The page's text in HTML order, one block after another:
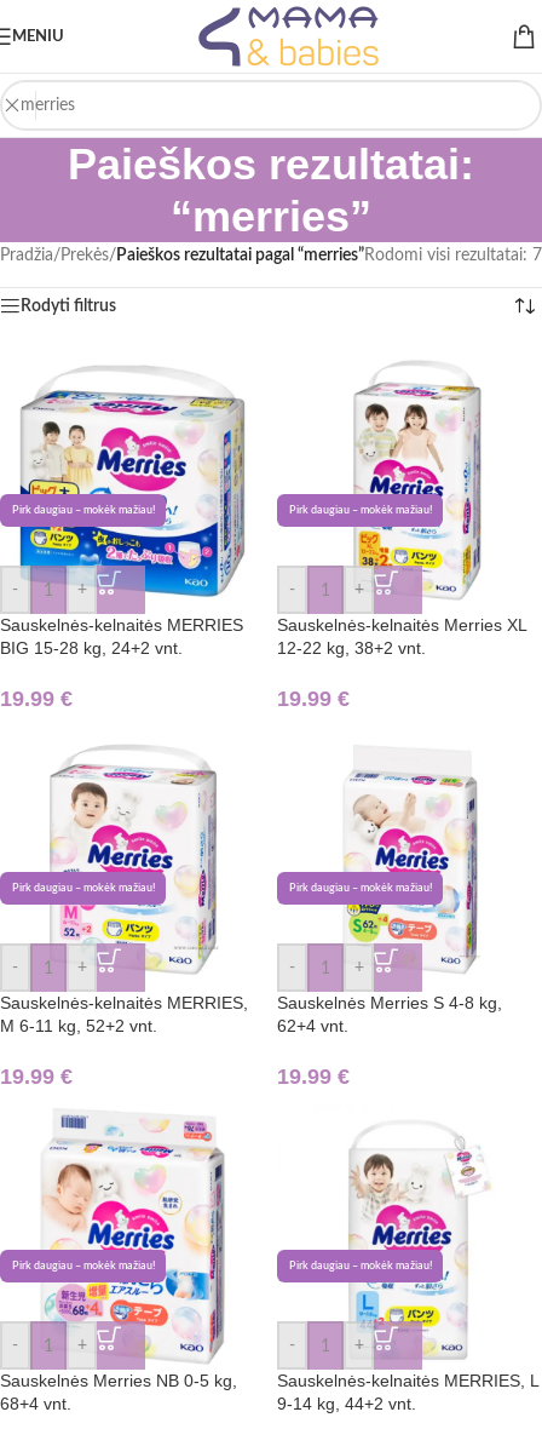
MENIU
Paieškos rezultatai:
“merries”
Pradžia/ Prekės/ Paieškos rezultatai pagal “merries”Rodomi visi rezultatai: 7
Rodyti filtrus
Pirk daugiau – mokėk mažiau!
- +
Sauskelnės-kelnaitės MERRIES
BIG 15-28 kg, 24+2 vnt.
19.99 €
Pirk daugiau – mokėk mažiau!
- +
Sauskelnės-kelnaitės Merries XL
12-22 kg, 38+2 vnt.
19.99 €
Pirk daugiau – mokėk mažiau!
- +
Sauskelnės-kelnaitės MERRIES,
M 6-11 kg, 52+2 vnt.
19.99 €
Pirk daugiau – mokėk mažiau!
- +
Sauskelnės Merries S 4-8 kg,
62+4 vnt.
19.99 €
Pirk daugiau – mokėk mažiau!
- +
Sauskelnės Merries NB 0-5 kg,
68+4 vnt.
Pirk daugiau – mokėk mažiau!
- +
Sauskelnės-kelnaitės MERRIES, L
9-14 kg, 44+2 vnt.